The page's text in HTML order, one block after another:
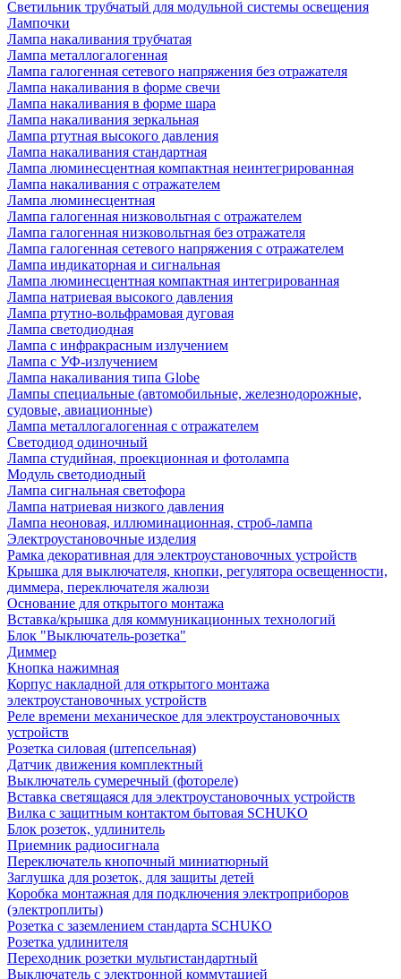
Светильник трубчатый для модульной системы освещения
Лампочки
Лампа накаливания трубчатая
Лампа металлогалогенная
Лампа галогенная сетевого напряжения без отражателя
Лампа накаливания в форме свечи
Лампа накаливания в форме шара
Лампа накаливания зеркальная
Лампа ртутная высокого давления
Лампа накаливания стандартная
Лампа люминесцентная компактная неинтегрированная
Лампа накаливания с отражателем
Лампа люминесцентная
Лампа галогенная низковольтная с отражателем
Лампа галогенная низковольтная без отражателя
Лампа галогенная сетевого напряжения с отражателем
Лампа индикаторная и сигнальная
Лампа люминесцентная компактная интегрированная
Лампа натриевая высокого давления
Лампа ртутно-вольфрамовая дуговая
Лампа светодиодная
Лампа с инфракрасным излучением
Лампа с УФ-излучением
Лампа накаливания типа Globe
Лампы специальные (автомобильные, железнодорожные,
судовые, авиационные)
Лампа металлогалогенная с отражателем
Светодиод одиночный
Лампа студийная, проекционная и фотолампа
Модуль светодиодный
Лампа сигнальная светофора
Лампа натриевая низкого давления
Лампа неоновая, иллюминационная, строб-лампа
Электроустановочные изделия
Рамка декоративная для электроустановочных устройств
Крышка для выключателя, кнопки, регулятора освещенности,
диммера, переключателя жалюзи
Основание для открытого монтажа
Вставка/крышка для коммуникационных технологий
Блок "Выключатель-розетка"
Диммер
Кнопка нажимная
Корпус накладной для открытого монтажа
электроустановочных устройств
Реле времени механическое для электроустановочных
устройств
Розетка силовая (штепсельная)
Датчик движения комплектный
Выключатель сумеречный (фотореле)
Вставка светящаяся для электроустановочных устройств
Вилка с защитным контактом бытовая SCHUKO
Блок розеток, удлинитель
Приемник радиосигнала
Переключатель кнопочный миниатюрный
Заглушка для розеток, для защиты детей
Коробка монтажная для подключения электроприборов
(электроплиты)
Розетка с заземлением стандарта SCHUKO
Розетка удлинителя
Переходник розетки мультистандартный
Выключатель с электронной коммутацией